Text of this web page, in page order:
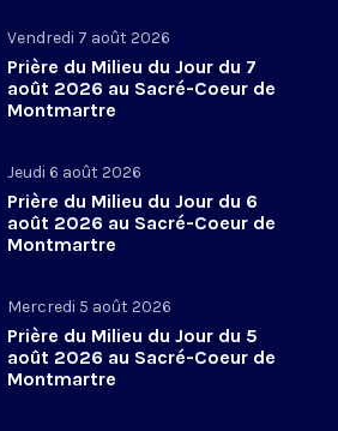
Vendredi 7 août 2026
Prière du Milieu du Jour du 7
août 2026 au Sacré-Coeur de
Montmartre
Jeudi 6 août 2026
Prière du Milieu du Jour du 6
août 2026 au Sacré-Coeur de
Montmartre
Mercredi 5 août 2026
Prière du Milieu du Jour du 5
août 2026 au Sacré-Coeur de
Montmartre